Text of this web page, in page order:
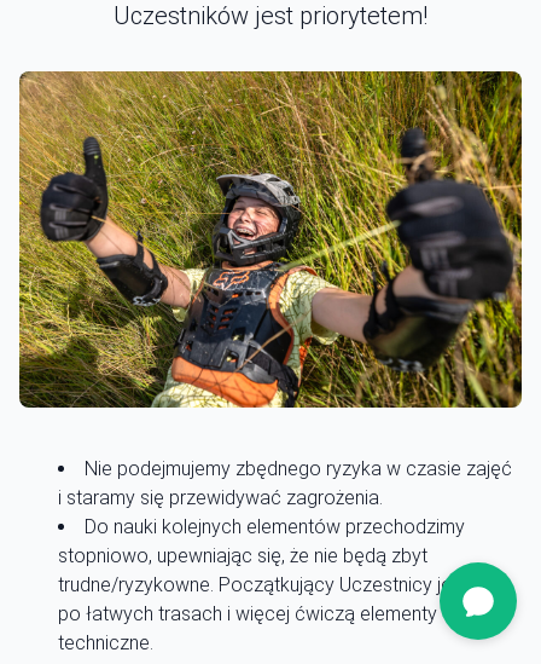
Uczestników jest priorytetem!
Nie podejmujemy zbędnego ryzyka w czasie zajęć
i staramy się przewidywać zagrożenia.
Do nauki kolejnych elementów przechodzimy
stopniowo, upewniając się, że nie będą zbyt
trudne/ryzykowne. Początkujący Uczestnicy jeżdżą
po łatwych trasach i więcej ćwiczą elementy
techniczne.